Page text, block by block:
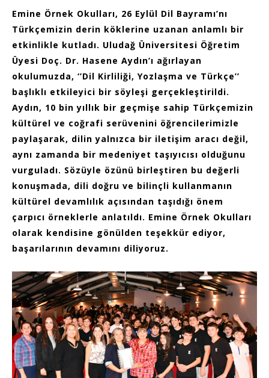
Emine Örnek Okulları, 26 Eylül Dil Bayramı’nı
Türkçemizin derin köklerine uzanan anlamlı bir
etkinlikle kutladı. Uludağ Üniversitesi Öğretim
Üyesi Doç. Dr. Hasene Aydın’ı ağırlayan
okulumuzda, ‘’Dil Kirliliği, Yozlaşma ve Türkçe’’
başlıklı etkileyici bir söyleşi gerçekleştirildi.
Aydın, 10 bin yıllık bir geçmişe sahip Türkçemizin
kültürel ve coğrafi serüvenini öğrencilerimizle
paylaşarak, dilin yalnızca bir iletişim aracı değil,
aynı zamanda bir medeniyet taşıyıcısı olduğunu
vurguladı. Sözüyle özünü birleştiren bu değerli
konuşmada, dili doğru ve bilinçli kullanmanın
kültürel devamlılık açısından taşıdığı önem
çarpıcı örneklerle anlatıldı. Emine Örnek Okulları
olarak kendisine gönülden teşekkür ediyor,
başarılarının devamını diliyoruz.